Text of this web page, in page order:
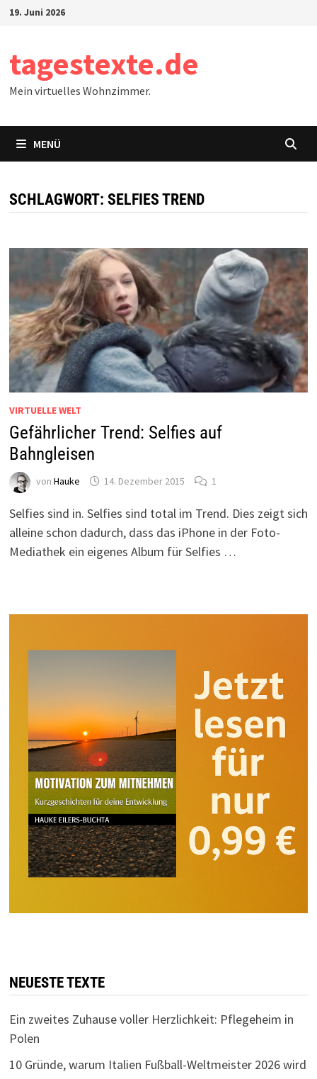
Zum19. Juni 2026
tagestexte.de
Mein virtuelles Wohnzimmer.
MENÜ
SCHLAGWORT: SELFIES TREND
VIRTUELLE WELT
Gefährlicher Trend: Selfies auf
Bahngleisen
von Hauke 14. Dezember 2015 1
Selfies sind in. Selfies sind total im Trend. Dies zeigt sich
alleine schon dadurch, dass das iPhone in der Foto-
Mediathek ein eigenes Album für Selfies …
NEUESTE TEXTE
Ein zweites Zuhause voller Herzlichkeit: Pflegeheim in
Polen
10 Gründe, warum Italien Fußball-Weltmeister 2026 wird